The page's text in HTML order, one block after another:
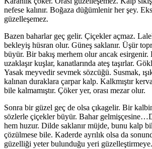
nefese kalınır. Boğaza düğümlenir her şey.
güzelleşemez.
Bazen baharlar geç gelir. Çiçekler açmaz.
bekleyiş hüsran olur. Güneş saklanır. Üşür
büyür. Bir bakış merhem olur ancak
uzaklaşır kuşlar, kanatlarında ateş taşırlar.
Yasak meyvedir sevmek sözcüğü. Susmak,
kalınan duraklara çarpar kalp. Kalkmıştır
bile kalmamıştır. Çöker yer, orası mezar olur.
Sonra bir güzel geç de olsa çıkagelir. Bir
sözlerle çiçekler büyür. Bahar
hem huzur. Dilde saklanır müjde, bunu kalp
çözülmese bile. Kaderde ayrılık olsa da
güzelliği yeter bulunduğu yeri güzelleştirmeye.